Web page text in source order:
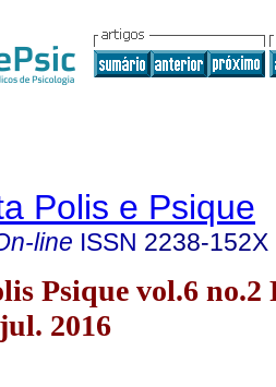
Polis e Psique
line ISSN 2238-152X
Psique vol.6 no.2
2016